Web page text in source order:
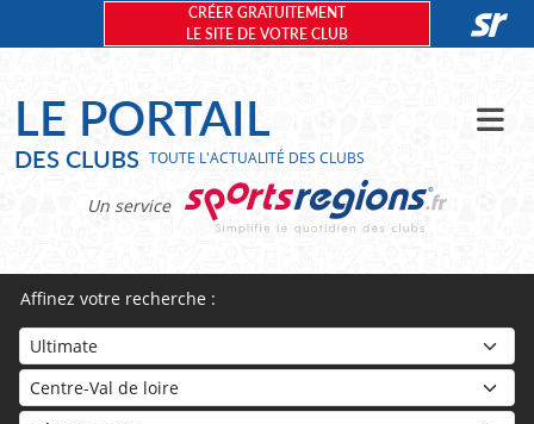
Panneau de gestion des cookies
Affinez votre recherche :
LE PORTAIL
DES CLUBS TOUTE L'ACTUALITÉ DES CLUBS
Un service
CRÉER GRATUITEMENT
LE SITE DE VOTRE CLUB